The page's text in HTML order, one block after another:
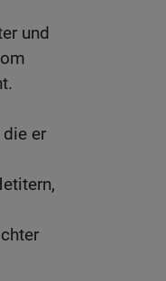
und
er